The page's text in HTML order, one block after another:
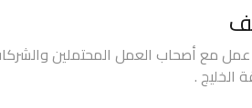
عمل مع أصحاب العمل المحتملين
الخليج .